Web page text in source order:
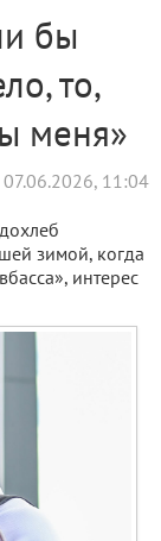
бы
то,
меня»
07.06.2026, 11:04
зимой, когда
интерес